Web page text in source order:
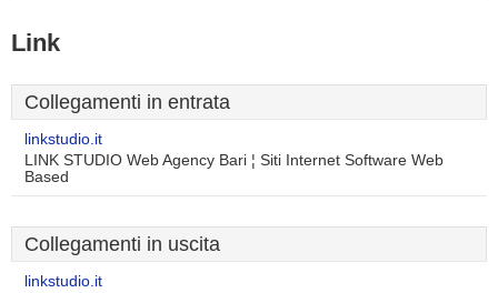
Link
Collegamenti in entrata
linkstudio.it
LINK STUDIO Web Agency Bari ¦ Siti Internet Software Web
Based
Collegamenti in uscita
linkstudio.it